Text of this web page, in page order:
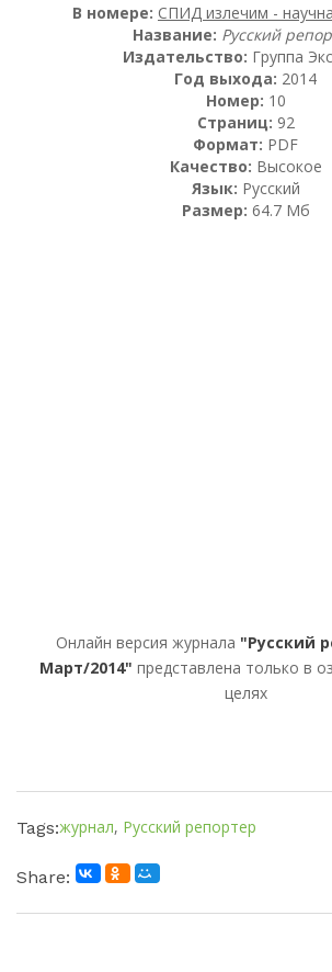
В номере: СПИД излечим -
Название: Русский
Издательство: Группа
Год выхода: 2014
Номер: 10
Страниц: 92
Формат: PDF
Качество: Высокое
Язык: Русский
Размер: 64.7 Мб
Онлайн версия журнала "Русский
Март/2014" представлена только в
целях
Tags:журнал, Русский репортер
Share: